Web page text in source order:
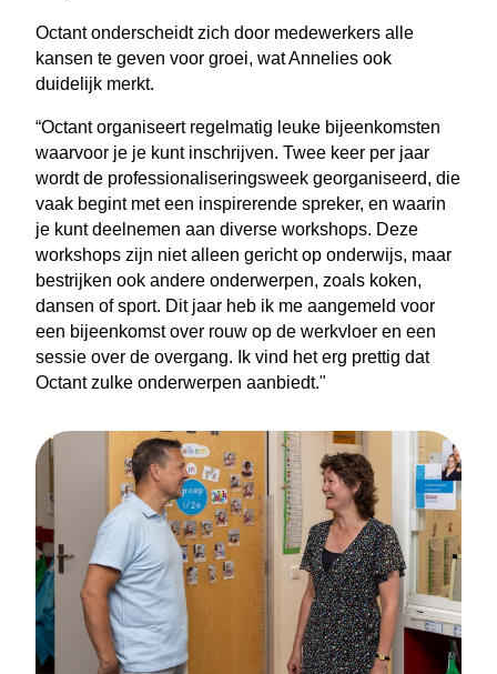
Octant onderscheidt zich door medewerkers alle
kansen te geven voor groei, wat Annelies ook
duidelijk merkt.
“Octant organiseert regelmatig leuke bijeenkomsten
waarvoor je je kunt inschrijven. Twee keer per jaar
wordt de professionaliseringsweek georganiseerd, die
vaak begint met een inspirerende spreker, en waarin
je kunt deelnemen aan diverse workshops. Deze
workshops zijn niet alleen gericht op onderwijs, maar
bestrijken ook andere onderwerpen, zoals koken,
dansen of sport. Dit jaar heb ik me aangemeld voor
een bijeenkomst over rouw op de werkvloer en een
sessie over de overgang. Ik vind het erg prettig dat
Octant zulke onderwerpen aanbiedt."